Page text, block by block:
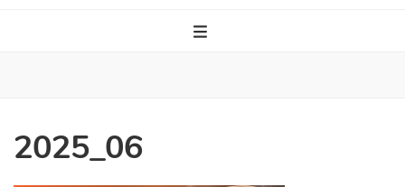
2025_06